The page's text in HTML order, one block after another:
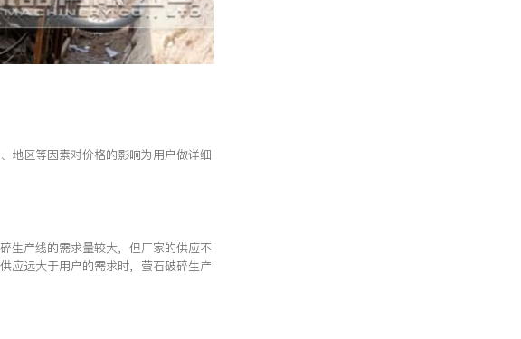
地区等因素对价格的影响为用户做详细
生产线的需求量较大，但厂家的供应不
应远大于用户的需求时，萤石破碎生产